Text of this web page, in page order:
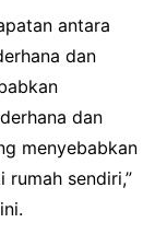
antara
dan
dan
menyebabkan
sendiri,”